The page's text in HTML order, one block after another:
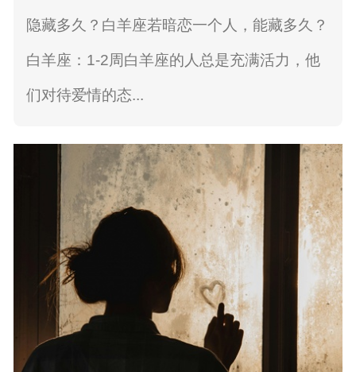
隐藏多久？白羊座若暗恋一个人，能藏多久？
白羊座：1-2周白羊座的人总是充满活力，他
们对待爱情的态...